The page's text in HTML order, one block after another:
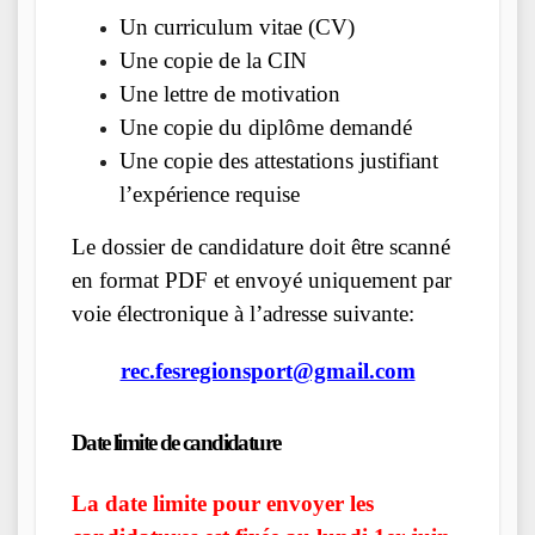
Un curriculum vitae (CV)
Une copie de la CIN
Une lettre de motivation
Une copie du diplôme demandé
Une copie des attestations justifiant
l’expérience requise
Le dossier de candidature doit être scanné
en format PDF et envoyé uniquement par
voie électronique à l’adresse suivante:
rec.fesregionsport@gmail.com
Date limite de candidature
La date limite pour envoyer les